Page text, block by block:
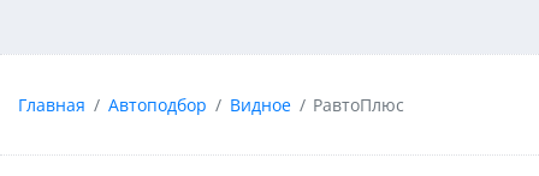
Главная Автоподбор Видное РавтоПлюс